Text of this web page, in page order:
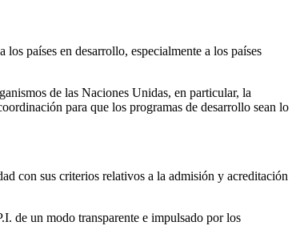
países en desarrollo, especialmente a los países
de las Naciones Unidas, en particular, la
para que los programas de desarrollo sean lo
con sus criterios relativos a la admisión y acreditación
de un modo transparente e impulsado por los